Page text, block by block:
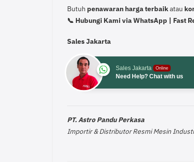
Butuh penawaran harga terbaikatau
📞 Hubungi Kami via WhatsApp | Fast
Sales Jakarta
Sales Jakarta Online
Need Help? Chat with us
PT. Astro Pandu Perkasa
Importir & Distributor Resmi Mesin